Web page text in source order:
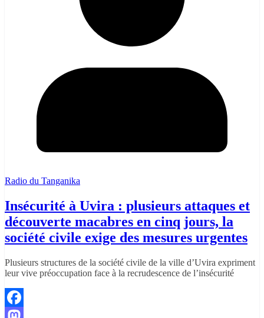
Radio du Tanganika
Insécurité à Uvira : plusieurs attaques et
découverte macabres en cinq jours, la
société civile exige des mesures urgentes
Plusieurs structures de la société civile de la ville d’Uvira expriment
leur vive préoccupation face à la recrudescence de l’insécurité
Facebook